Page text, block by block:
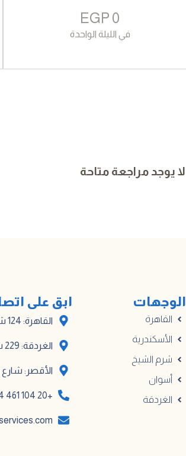
0
EGP
في الليلة الواحدة
لا يوجد مراجعة متاحة
الوجهات
القاهرة
الأسكندرية
شرم الشيخ
أسوان
الغردقة
ابق على
القاهرة: 124 شارع أدهم، المبنى أ
الغردقة: 229 شارع مترو الكوثر
الأقصر: شارع
+20 104 461 0914